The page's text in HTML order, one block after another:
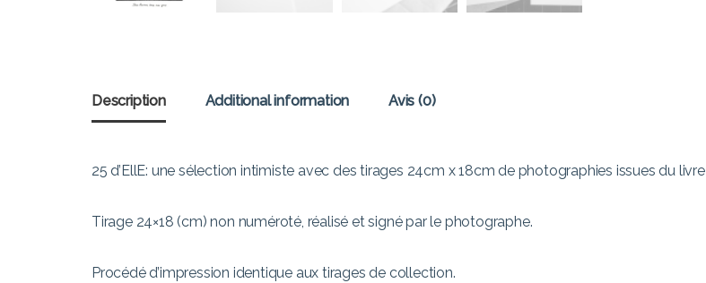
Description Additional information Avis (0)
25 d’EllE: une sélection intimiste avec des tirages 24cm x 18cm de photographies issues du livre
Tirage 24×18 (cm) non numéroté, réalisé et signé par le photographe.
Procédé d’impression identique aux tirages de collection.